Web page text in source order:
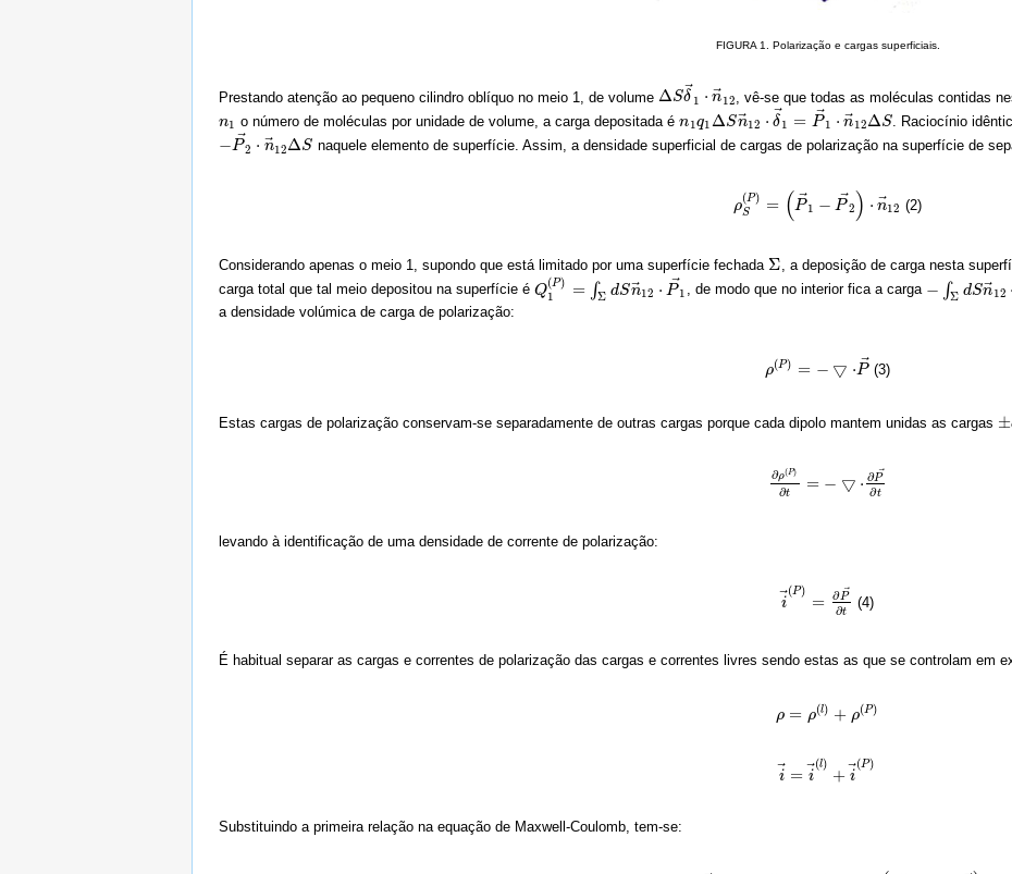
FIGURA 1. Polarização e cargas superficiais.
Prestando atenção ao pequeno cilindro oblíquo no meio 1, de volume ΔSδ 1 ⋅ n⃗12
ΔSδ→ 1 n→12, vê-se que todas as moléculas contidas
n1
n1 o número de moléculas por unidade de volume, a carga depositada én1q1ΔSn⃗12 ⋅ δ⃗
1 = P 1 ⋅ n⃗12ΔS
n1q1 ΔSn→12⋅ δ→ 1= P→ 1 ⋅n→12ΔS. Raciocínio
−P⃗2 ⋅ n⃗12ΔS
−P→ 2 n→12ΔSnaquele elemento de superfície. Assim, a densidade superficial de cargas de polarização na superfície de
ρ
(P)
S = ( P 1 − P⃗2) ⋅ n⃗12
ρS( P )=( P →1 −P →2) ⋅n →12 (2)
Considerando apenas o meio 1, supondo que está limitado por uma superfície fechada Σ
Σ , a deposição de carga nesta
carga total que tal meio depositou na superfície é Q
(P)
1
= ∫Σ dSn⃗12 ⋅ P⃗1
Q1( P =∫ dS n→12⋅P →1 , de modo que no interior fica a carga − ∫Σ dSn⃗12 ⋅
−∫ ΣdSn→12⋅ P
a densidade volúmica de carga de polarização:
ρ(P) = − ▽ ⋅P
ρ(P) =−▽⋅P→ (3)
Estas cargas de polarização conservam-se separadamente de outras cargas porque cada dipolo mantem unidas as cargas ±
±q
∂ρ(P)
∂t = − ▽ ⋅ ∂P ⃗
∂t
∂ρ(P) t= −▽ ⋅∂P →∂t
levando à identificação de uma densidade de corrente de polarização:
i⃗
(P)
= ∂P
∂t
i→ )= P→ ∂t
(4)
É habitual separar as cargas e correntes de polarização das cargas e correntes livres sendo estas as que se controlam em
ρ = ρ(l) + ρ(P)
ρ=ρ( )+ρ( P)
i = i⃗
(l)
+ i⃗
(P)
i→= → )+i →
Substituindo a primeira relação na equação de Maxwell-Coulomb, tem-se: